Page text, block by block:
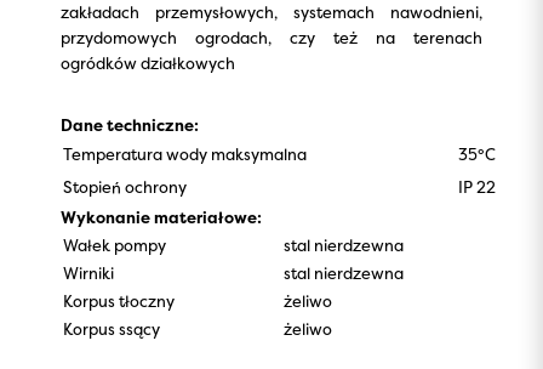
zakładach przemysłowych, systemach nawodnieni,
przydomowych ogrodach, czy też na terenach
ogródków działkowych
Dane techniczne:
Temperatura wody maksymalna
35°C
Stopień ochrony
IP 22
Wykonanie materiałowe:
Wałek pompy
stal nierdzewna
Wirniki
stal nierdzewna
Korpus tłoczny
żeliwo
Korpus ssący
żeliwo